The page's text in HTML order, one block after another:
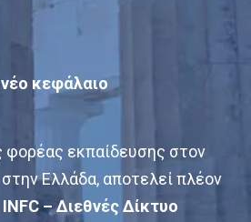
κεφάλαιο
φορέας εκπαίδευσης στον
Ελλάδα, αποτελεί πλέον
INFC – Διεθνές Δίκτυο